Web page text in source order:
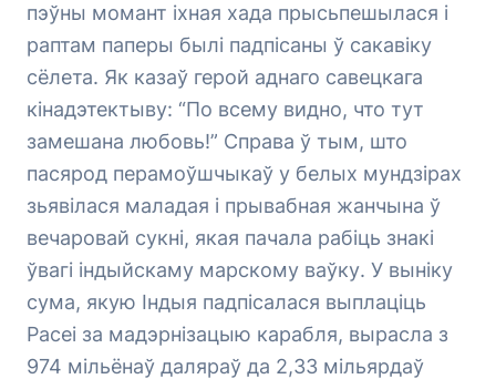
пэўны момант іхная хада прысьпешылася і
раптам паперы былі падпісаны ў сакавіку
сёлета. Як казаў герой аднаго савецкага
кінадэтектыву: “По всему видно, что тут
замешана любовь!” Справа ў тым, што
пасярод перамоўшчыкаў у белых мундзірах
зьявілася маладая і прывабная жанчына ў
вечаровай сукні, якая пачала рабіць знакі
ўвагі індыйскаму марскому ваўку. У выніку
сума, якую Індыя падпісалася выплаціць
Расеі за мадэрнізацыю карабля, вырасла з
974 мільёнаў даляраў да 2,33 мільярдаў